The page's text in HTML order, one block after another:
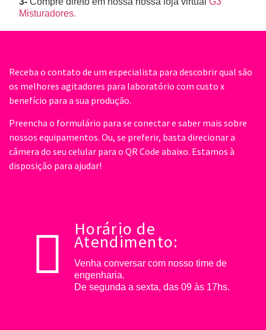
Misturadores.
Receba o contato de um especialista para descobrir qual são
os melhores agitadores para laboratório com custo x
benefício para a sua produção.
Preencha o formulário para se conectar e saber mais sobre
nossos equipamentos. Ou, se preferir, basta direcionar a
câmera do seu celular para o QR Code abaixo. Estamos à
disposição para ajudar!
Horário de
Atendimento:
Venha conversar com nosso time de
engenharia.
De segunda a sexta, das 09 às 17hs.